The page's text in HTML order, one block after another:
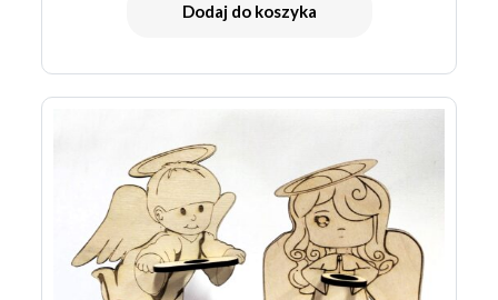
Dodaj do koszyka